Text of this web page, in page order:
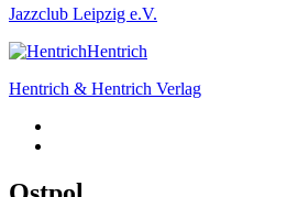
Jazzclub Leipzig e.V.
Hentrich & Hentrich Verlag